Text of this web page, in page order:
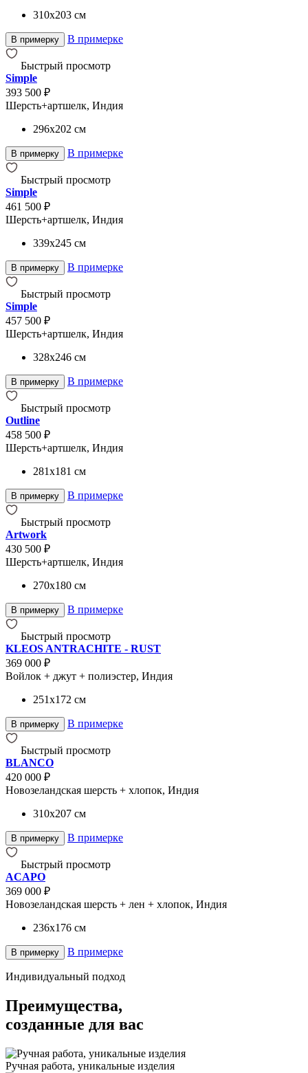
310x203 см
В примерку В примерке
Быстрый просмотр
Simple
393 500 ₽
Шерсть+артшелк, Индия
296x202 см
В примерку В примерке
Быстрый просмотр
Simple
461 500 ₽
Шерсть+артшелк, Индия
339x245 см
В примерку В примерке
Быстрый просмотр
Simple
457 500 ₽
Шерсть+артшелк, Индия
328x246 см
В примерку В примерке
Быстрый просмотр
Outline
458 500 ₽
Шерсть+артшелк, Индия
281x181 см
В примерку В примерке
Быстрый просмотр
Artwork
430 500 ₽
Шерсть+артшелк, Индия
270x180 см
В примерку В примерке
Быстрый просмотр
KLEOS ANTRACHITE - RUST
369 000 ₽
Войлок + джут + полиэстер, Индия
251x172 см
В примерку В примерке
Быстрый просмотр
BLANCO
420 000 ₽
Новозеландская шерсть + хлопок, Индия
310x207 см
В примерку В примерке
Быстрый просмотр
ACAPO
369 000 ₽
Новозеландская шерсть + лен + хлопок, Индия
236x176 см
В примерку В примерке
Индивидуальный подход
Преимущества,
созданные для вас
Ручная работа, уникальные изделия